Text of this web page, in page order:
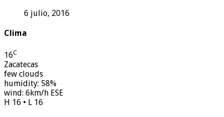
6 julio, 2016
Clima
16C
Zacatecas
few clouds
humidity: 58%
wind: 6km/h ESE
H 16 • L 16